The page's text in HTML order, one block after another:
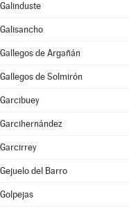
Galinduste
Galisancho
Gallegos de Argañán
Gallegos de Solmirón
Garcibuey
Garcihernández
Garcirrey
Gejuelo del Barro
Golpejas